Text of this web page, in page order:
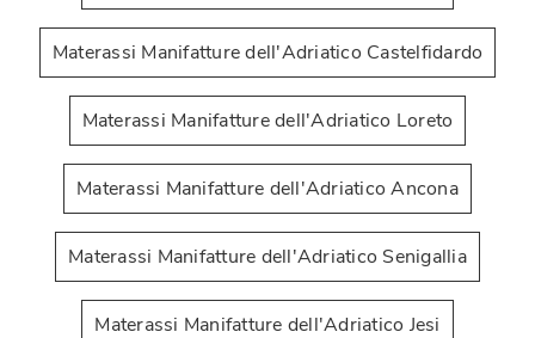
Materassi Manifatture dell'Adriatico Castelfidardo
Materassi Manifatture dell'Adriatico Loreto
Materassi Manifatture dell'Adriatico Ancona
Materassi Manifatture dell'Adriatico Senigallia
Materassi Manifatture dell'Adriatico Jesi